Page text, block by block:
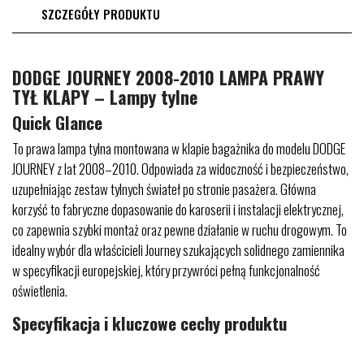
SZCZEGÓŁY PRODUKTU
DODGE JOURNEY 2008-2010 LAMPA PRAWY
TYŁ KLAPY – Lampy tylne
Quick Glance
To prawa lampa tylna montowana w klapie bagażnika do modelu DODGE
JOURNEY z lat 2008–2010. Odpowiada za widoczność i bezpieczeństwo,
uzupełniając zestaw tylnych świateł po stronie pasażera. Główna
korzyść to fabryczne dopasowanie do karoserii i instalacji elektrycznej,
co zapewnia szybki montaż oraz pewne działanie w ruchu drogowym. To
idealny wybór dla właścicieli Journey szukających solidnego zamiennika
w specyfikacji europejskiej, który przywróci pełną funkcjonalność
oświetlenia.
Specyfikacja i kluczowe cechy produktu